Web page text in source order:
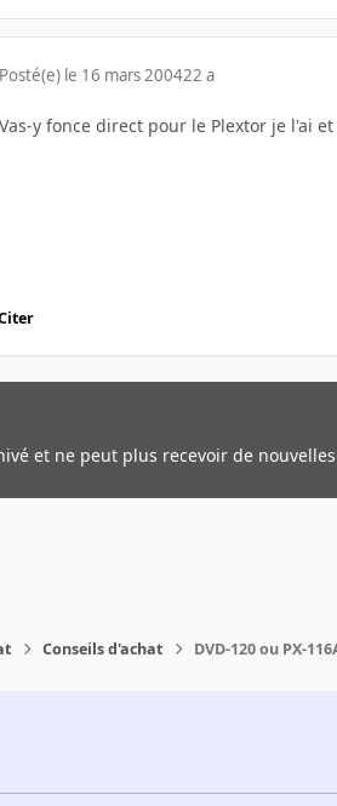
Posté(e) le 16 mars 200422 a
Vas-y fonce direct pour le Plextor je l'ai
et ne peut plus recevoir de
Conseils d'achat DVD-120 ou PX-